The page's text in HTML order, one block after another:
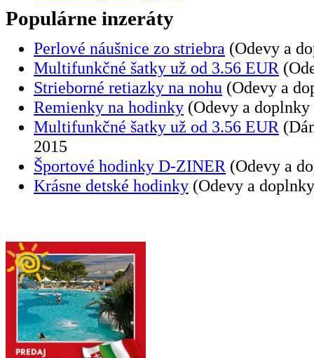
Populárne inzeráty
Perlové náušnice zo striebra (Odevy a
Multifunkčné šatky už od 3.56 EUR
Strieborné retiazky na nohu (Odevy a
Remienky na hodinky (Odevy a
Multifunkčné šatky už od 3.56 EUR
2015
Športové hodinky D-ZINER (Odevy a
Krásne detské hodinky (Odevy a